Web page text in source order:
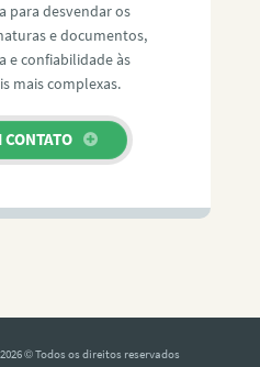
para desvendar os
e documentos,
e confiabilidade às
mais complexas.
CONTATO
2026 © Todos os direitos reservados